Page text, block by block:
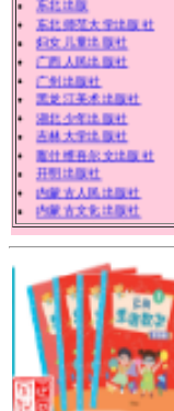
东北出版
东北师范大学出版社
妇女儿童出版社
广西人民出版社
广州出版社
黑龙江美术出版社
湖北少年出版社
吉林大学出版社
喀什维吾尔文出版社
开明出版社
内蒙古人民出版社
内蒙古文化出版社
陕西旅游出版社
武汉出版社
西北农林科技大学出版社
现代出版社
新疆美术摄影出版
新疆美术摄影出版社
新疆青少年出版社
新疆人民出版社
新蕾出版社
延边大学出版社